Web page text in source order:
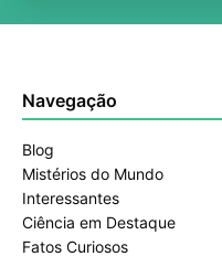
Navegação
Blog
Mistérios do Mundo
Interessantes
Ciência em Destaque
Fatos Curiosos